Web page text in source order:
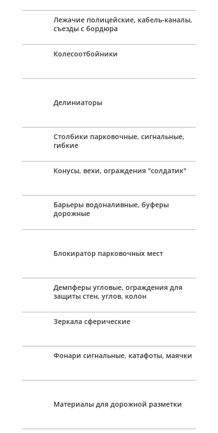
Лежачие полицейские, кабель-каналы,
съезды с бордюра
Колесоотбойники
Делиниаторы
Столбики парковочные, сигнальные,
гибкие
Конусы, вехи, ограждения "солдатик"
Барьеры водоналивные, буферы
дорожные
Блокиратор парковочных мест
Демпферы угловые, ограждения для
защиты стен, углов, колон
Зеркала сферические
Фонари сигнальные, катафоты, маячки
Материалы для дорожной разметки